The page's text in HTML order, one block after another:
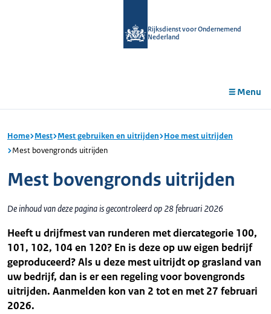
Rijksdienst voor Ondernemend
Nederland
Menu
Home Mest Mest gebruiken en uitrijden Hoe mest uitrijden
Mest bovengronds uitrijden
Mest bovengronds uitrijden
De inhoud van deze pagina is gecontroleerd op 28 februari 2026
Heeft u drijfmest van runderen met diercategorie 100,
101, 102, 104 en 120? En is deze op uw eigen bedrijf
geproduceerd? Als u deze mest uitrijdt op grasland van
uw bedrijf, dan is er een regeling voor bovengronds
uitrijden. Aanmelden kon van 2 tot en met 27 februari
2026.